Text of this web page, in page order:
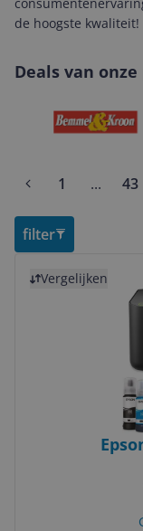
de hoogste kwaliteit!
Deals van
1 ...More43
filter
Vergelijken